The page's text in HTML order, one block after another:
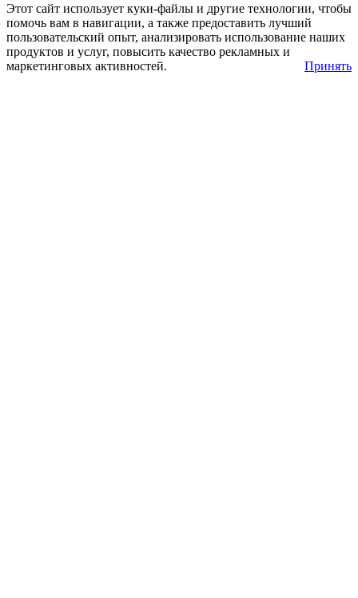
Этот сайт использует куки-файлы и другие технологии, чтобы
помочь вам в навигации, а также предоставить лучший
пользовательский опыт, анализировать использование наших
продуктов и услуг, повысить качество рекламных и
маркетинговых активностей.
Принять